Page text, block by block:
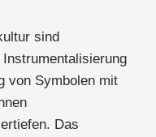
sind
von Symbolen mit
Das